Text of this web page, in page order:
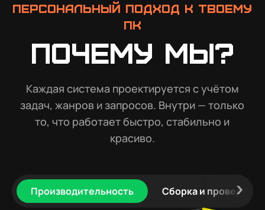
Персональный подход к твоему
ПК
Почему мы?
Каждая система проектируется с учётом
задач, жанров и запросов. Внутри — только
то, что работает быстро, стабильно и
красиво.
Производительность Сборка и проверка